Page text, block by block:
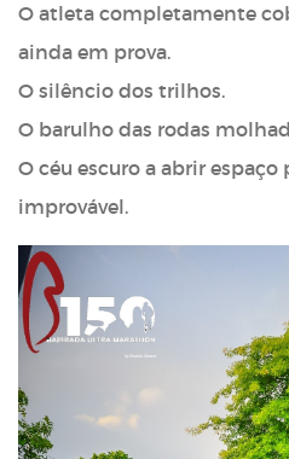
O atleta completamente
ainda em prova.
O silêncio dos trilhos.
O barulho das rodas
O céu escuro a abrir espaço
improvável.